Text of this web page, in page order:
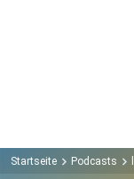
Startseite Podcasts